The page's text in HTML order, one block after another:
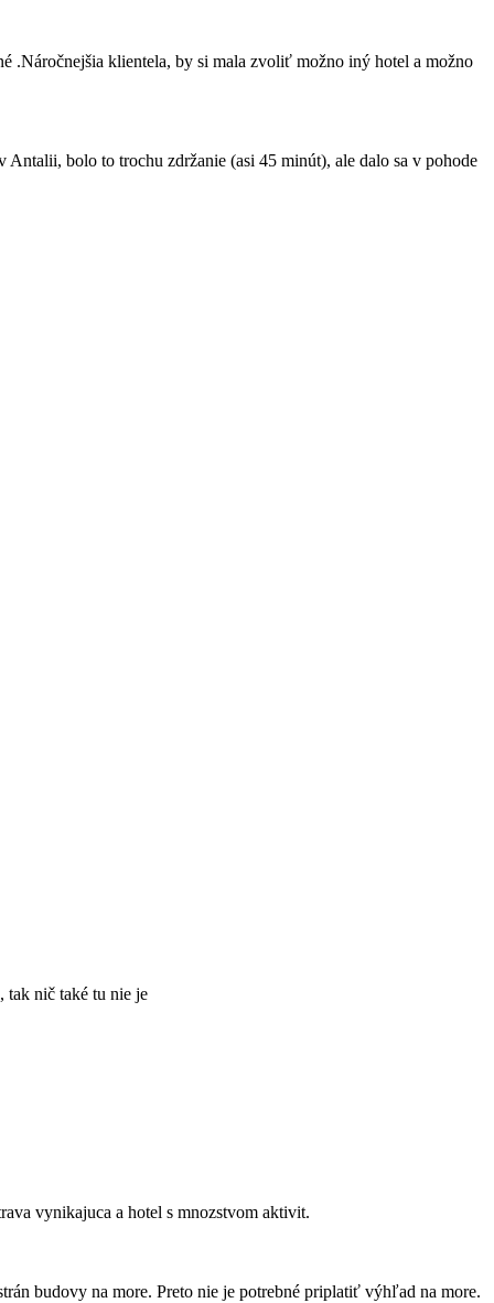
.Náročnejšia klientela, by si mala zvoliť možno iný hotel a možno
bolo to trochu zdržanie (asi 45 minút), ale dalo sa v pohode
tak nič také tu nie je
vynikajuca a hotel s mnozstvom aktivit.
budovy na more. Preto nie je potrebné priplatiť výhľad na more.